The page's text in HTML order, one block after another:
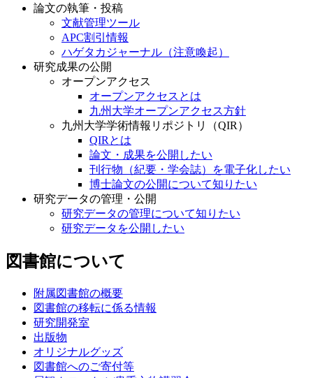
論文の執筆・投稿
文献管理ツール
APC割引情報
ハゲタカジャーナル（注意喚起）
研究成果の公開
オープンアクセス
オープンアクセスとは
九州大学オープンアクセス方針
九州大学学術情報リポジトリ（QIR）
QIRとは
論文・成果を公開したい
刊行物（紀要・学会誌）を電子化したい
博士論文の公開について知りたい
研究データの管理・公開
研究データの管理について知りたい
研究データを公開したい
図書館について
附属図書館の概要
図書館の移転に係る情報
研究開発室
出版物
オリジナルグッズ
図書館へのご寄付等